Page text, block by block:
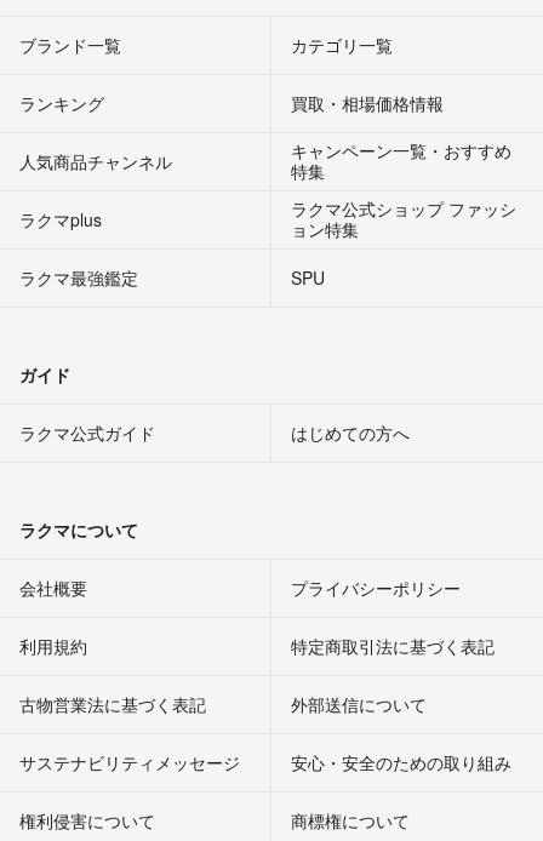
ブランド一覧 カテゴリ一覧
ランキング 買取・相場価格情報
人気商品チャンネル
キャンペーン一覧・おすすめ
特集
ラクマplus
ラクマ公式ショップ ファッシ
ョン特集
ラクマ最強鑑定
SPU
ガイド
ラクマ公式ガイド はじめての方へ
ラクマについて
会社概要 プライバシーポリシー
利用規約 特定商取引法に基づく表記
古物営業法に基づく表記 外部送信について
サステナビリティメッセージ 安心・安全のための取り組み
権利侵害について
商標権について